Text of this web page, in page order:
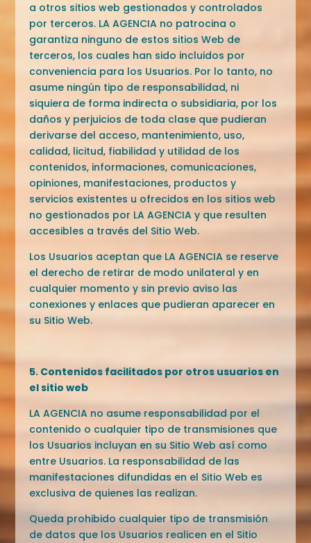
a otros sitios web gestionados y controlados
por terceros. LA AGENCIA no patrocina o
garantiza ninguno de estos sitios Web de
terceros, los cuales han sido incluidos por
conveniencia para los Usuarios. Por lo tanto, no
asume ningún tipo de responsabilidad, ni
siquiera de forma indirecta o subsidiaria, por los
daños y perjuicios de toda clase que pudieran
derivarse del acceso, mantenimiento, uso,
calidad, licitud, fiabilidad y utilidad de los
contenidos, informaciones, comunicaciones,
opiniones, manifestaciones, productos y
servicios existentes u ofrecidos en los sitios web
no gestionados por LA AGENCIA y que resulten
accesibles a través del Sitio Web.
Los Usuarios aceptan que LA AGENCIA se reserve
el derecho de retirar de modo unilateral y en
cualquier momento y sin previo aviso las
conexiones y enlaces que pudieran aparecer en
su Sitio Web.
5. Contenidos facilitados por otros usuarios en
el sitio web
LA AGENCIA no asume responsabilidad por el
contenido o cualquier tipo de transmisiones que
los Usuarios incluyan en su Sitio Web así como
entre Usuarios. La responsabilidad de las
manifestaciones difundidas en el Sitio Web es
exclusiva de quienes las realizan.
Queda prohibido cualquier tipo de transmisión
de datos que los Usuarios realicen en el Sitio